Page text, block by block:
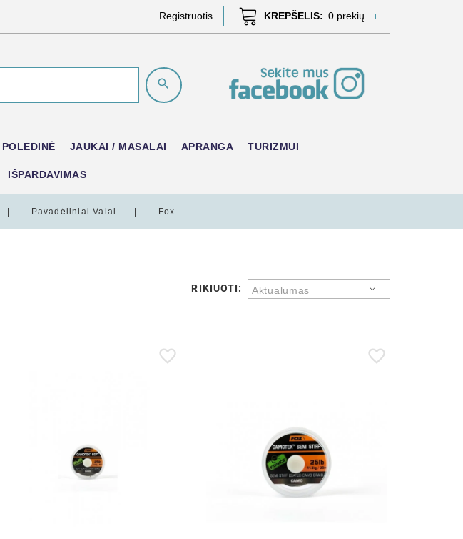
Registruotis KREPŠELIS: 0 prekių
POLEDINĖ JAUKAI / MASALAI APRANGA TURIZMUI
IŠPARDAVIMAS
Pavadėliniai Valai Fox
RIKIUOTI: Aktualumas